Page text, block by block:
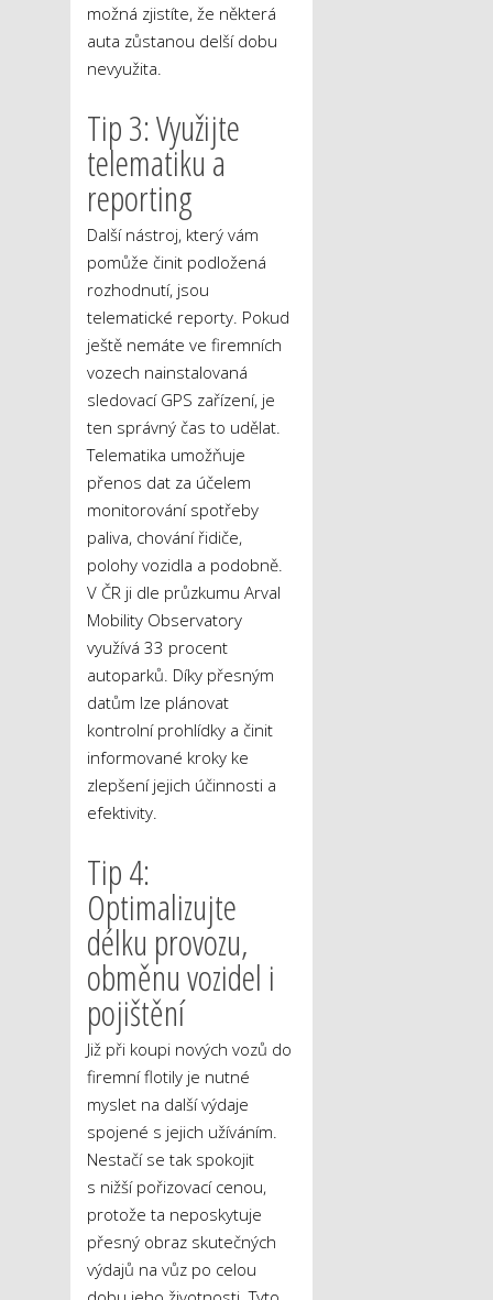
možná zjistíte, že některá
auta zůstanou delší dobu
nevyužita.
Tip 3: Využijte
telematiku a
reporting
Další nástroj, který vám
pomůže činit podložená
rozhodnutí, jsou
telematické reporty. Pokud
ještě nemáte ve firemních
vozech nainstalovaná
sledovací GPS zařízení, je
ten správný čas to udělat.
Telematika umožňuje
přenos dat za účelem
monitorování spotřeby
paliva, chování řidiče,
polohy vozidla a podobně.
V ČR ji dle průzkumu Arval
Mobility Observatory
využívá 33 procent
autoparků. Díky přesným
datům lze plánovat
kontrolní prohlídky a činit
informované kroky ke
zlepšení jejich účinnosti a
efektivity.
Tip 4:
Optimalizujte
délku provozu,
obměnu vozidel i
pojištění
Již při koupi nových vozů do
firemní flotily je nutné
myslet na další výdaje
spojené s jejich užíváním.
Nestačí se tak spokojit
s nižší pořizovací cenou,
protože ta neposkytuje
přesný obraz skutečných
výdajů na vůz po celou